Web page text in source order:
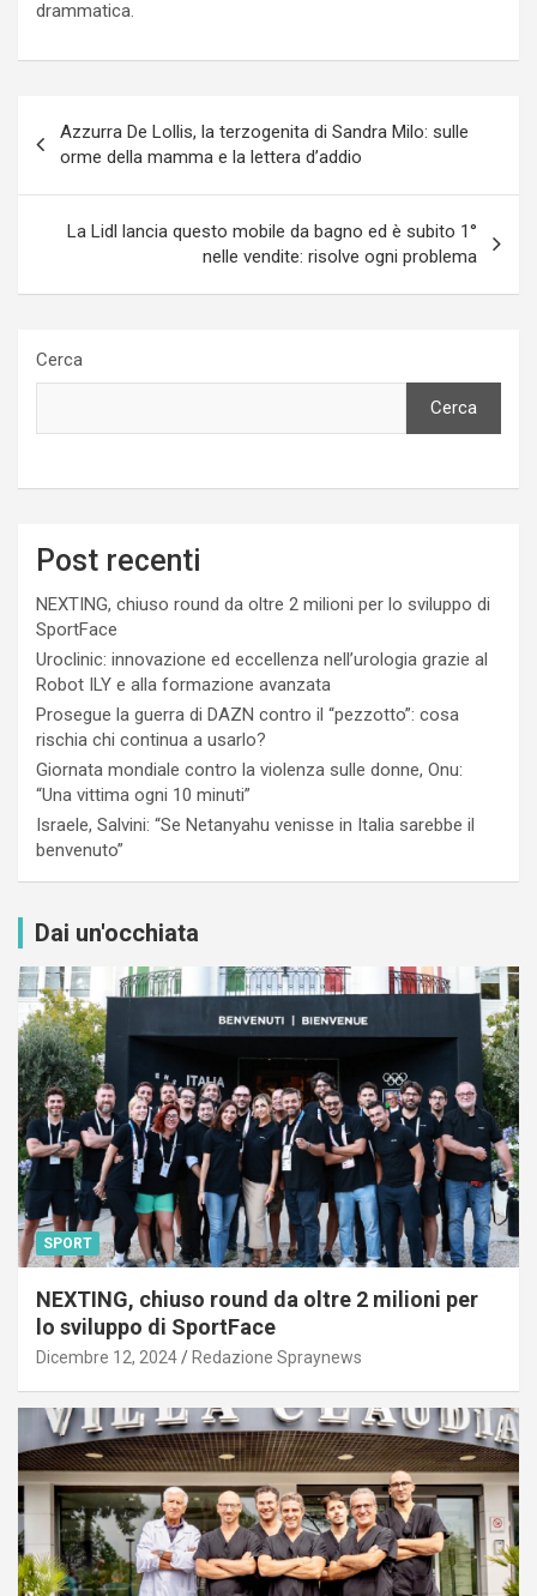
drammatica.
articoli
Azzurra De Lollis, la terzogenita di Sandra Milo: sulle
orme della mamma e la lettera d’addio
La Lidl lancia questo mobile da bagno ed è subito 1°
nelle vendite: risolve ogni problema
Cerca
Cerca
Post recenti
NEXTING, chiuso round da oltre 2 milioni per lo sviluppo di
SportFace
Uroclinic: innovazione ed eccellenza nell’urologia grazie al
Robot ILY e alla formazione avanzata
Prosegue la guerra di DAZN contro il “pezzotto”: cosa
rischia chi continua a usarlo?
Giornata mondiale contro la violenza sulle donne, Onu:
“Una vittima ogni 10 minuti”
Israele, Salvini: “Se Netanyahu venisse in Italia sarebbe il
benvenuto”
Dai un'occhiata
SPORT
NEXTING, chiuso round da oltre 2 milioni per
lo sviluppo di SportFace
Dicembre 12, 2024 Redazione Spraynews